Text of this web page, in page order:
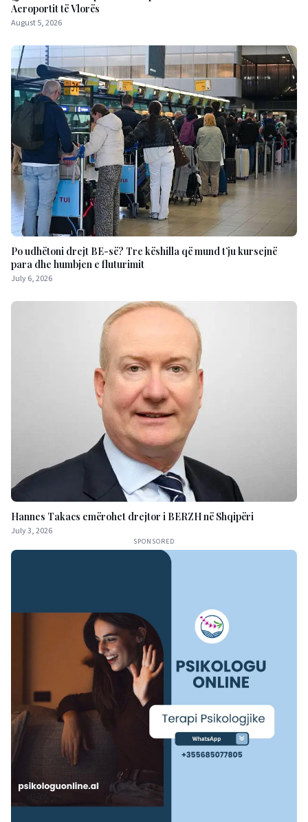
Aeroportit të Vlorës
August 5, 2026
Po udhëtoni drejt BE-së? Tre këshilla që mund t’ju kursejnë
para dhe humbjen e fluturimit
July 6, 2026
Hannes Takacs emërohet drejtor i BERZH në Shqipëri
July 3, 2026
SPONSORED